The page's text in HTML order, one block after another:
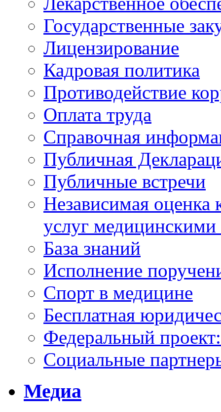
Государственные
Лицензирование
Кадровая политика
Противодействие
Оплата труда
Справочная
Публичная
Публичные встречи
Независимая оценка
услуг
База знаний
Исполнение
Спорт в медицине
Бесплатная
Федеральный
Социальные
Медиа